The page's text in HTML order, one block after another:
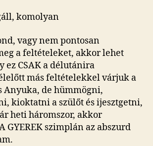
komolyan
vagy nem pontosan
a feltételeket, akkor lehet
ez CSAK a délutánira
más feltételekkel várjuk a
Anyuka, de hümmögni,
kioktatni a szülőt és ijesztgetni,
heti háromszor, akkor
GYEREK szimplán az abszurd